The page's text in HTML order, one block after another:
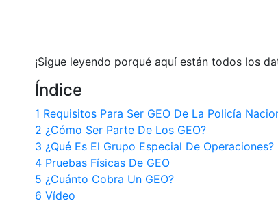
¡Sigue leyendo porqué aquí están todos los
Índice
1 Requisitos Para Ser GEO De La Policía
2 ¿Cómo Ser Parte De Los GEO?
3 ¿Qué Es El Grupo Especial De Operaciones?
4 Pruebas Físicas De GEO
5 ¿Cuánto Cobra Un GEO?
6 Vídeo